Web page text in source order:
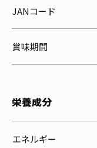
JANコード
賞味期間
栄養成分
エネルギー